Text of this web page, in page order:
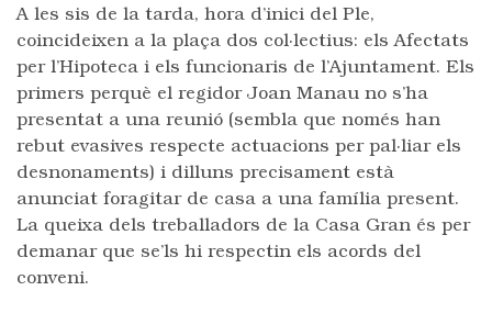
A les sis de la tarda, hora d’inici del Ple,
coincideixen a la plaça dos col·lectius: els Afectats
per l’Hipoteca i els funcionaris de l’Ajuntament. Els
primers perquè el regidor Joan Manau no s’ha
presentat a una reunió (sembla que només han
rebut evasives respecte actuacions per pal·liar els
desnonaments) i dilluns precisament està
anunciat foragitar de casa a una família present.
La queixa dels treballadors de la Casa Gran és per
demanar que se’ls hi respectin els acords del
conveni.